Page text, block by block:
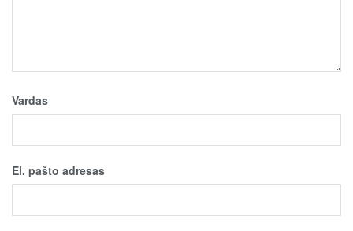
Vardas
El. pašto adresas